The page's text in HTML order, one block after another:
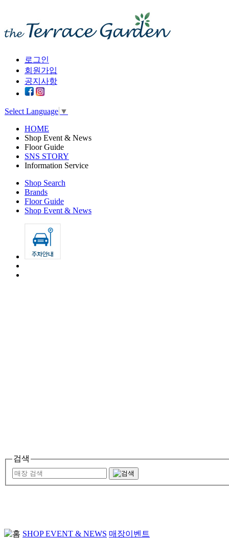
로그인
회원가입
공지사항
Select Language ▼
HOME
Shop Event & News
Floor Guide
SNS STORY
Information Service
Shop Search
Brands
Floor Guide
Shop Event & News
검색
SHOP EVENT & NEWS 매장이벤트